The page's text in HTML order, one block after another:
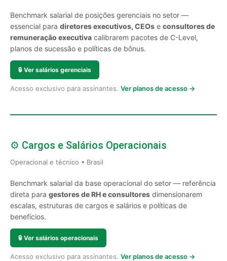
Benchmark salarial de posições gerenciais no setor —
essencial para diretores executivos, CEOs e consultores de
remuneração executiva calibrarem pacotes de C-Level,
planos de sucessão e políticas de bônus.
🔒 Ver salários gerenciais
Acesso exclusivo para assinantes. Ver planos de acesso →
⚙️ Cargos e Salários Operacionais
Operacional e técnico • Brasil
Benchmark salarial da base operacional do setor — referência
direta para gestores de RH e consultores dimensionarem
escalas, estruturas de cargos e salários e políticas de
benefícios.
🔒 Ver salários operacionais
Acesso exclusivo para assinantes. Ver planos de acesso →